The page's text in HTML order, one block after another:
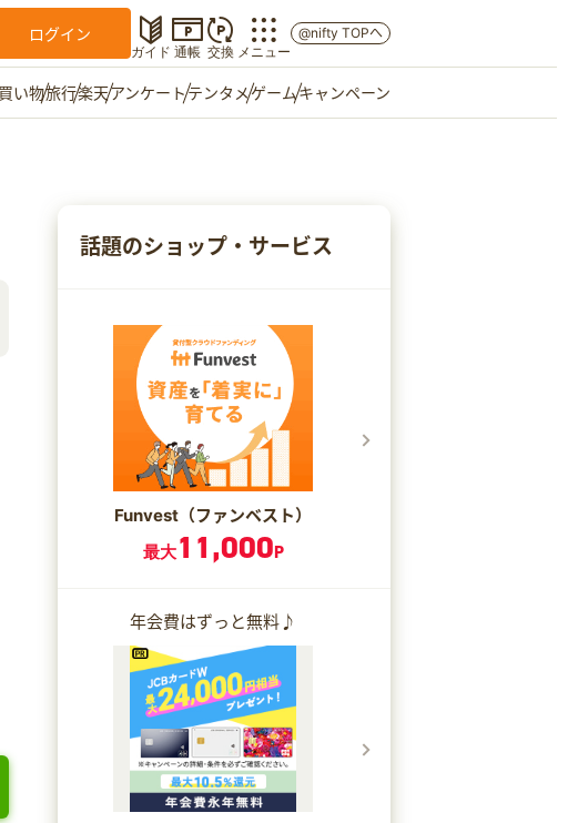
ログイン
ガイド 通帳 交換 メニュー
@nifty TOPへ
い物旅行楽天アンケートテンタメゲームキャンペーン
話題のショップ・サービス
Funvest（ファンベスト）
最大11,000P
年会費はずっと無料♪